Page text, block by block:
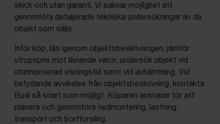
skick och utan garanti. Vi saknar möjlighet att
genomföra detaljerade tekniska undersökningar av de
objekt som säljs.
Inför köp, läs igenom objektsbeskrivningen, jämför
utropspris mot liknande varor, undersök objekt vid
utannonserad visningstid samt vid avhämtning. Vid
betydande avvikelse från objektsbeskrivning, kontakta
Budi så snart som möjligt. Köparen ansvarar för att
planera och genomföra nedmontering, lastning,
transport och bortforsling.